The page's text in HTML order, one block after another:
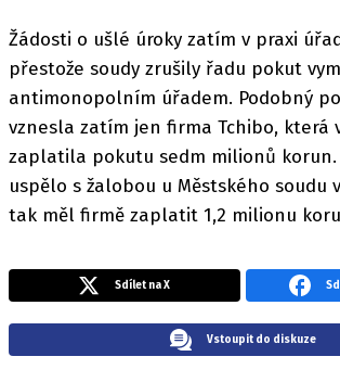
Žádosti o ušlé úroky zatím v praxi
přestože soudy zrušily řadu pokut
antimonopolním úřadem. Podobný
vznesla zatím jen firma Tchibo, která
zaplatila pokutu sedm milionů korun.
uspělo s žalobou u Městského soudu
tak měl firmě zaplatit 1,2 milionu
Sdílet na X
Vstoupit do diskuze